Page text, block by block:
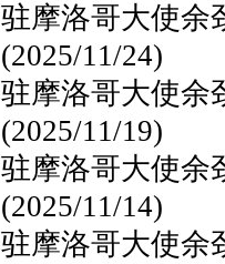
驻摩洛哥大使余
(2025/11/24)
驻摩洛哥大使余
(2025/11/19)
驻摩洛哥大使余
(2025/11/14)
驻摩洛哥大使余